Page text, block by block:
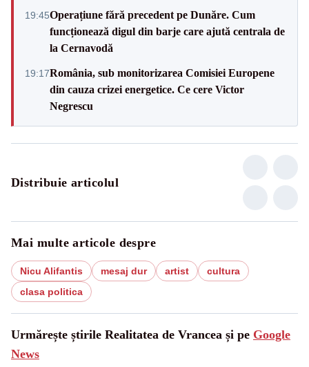
19:45Operațiune fără precedent pe Dunăre. Cum
funcționează digul din barje care ajută centrala de
la Cernavodă
19:17România, sub monitorizarea Comisiei Europene
din cauza crizei energetice. Ce cere Victor
Negrescu
Distribuie articolul
Mai multe articole despre
Nicu Alifantis mesaj dur artist
cultura
clasa politica
Urmărește știrile Realitatea de Vrancea și pe Google
News